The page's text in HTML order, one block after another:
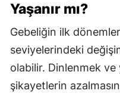
Yaşanır mı?
Gebeliğin ilk
seviyelerindeki
olabilir. Dinlenmek ve
şikayetlerin